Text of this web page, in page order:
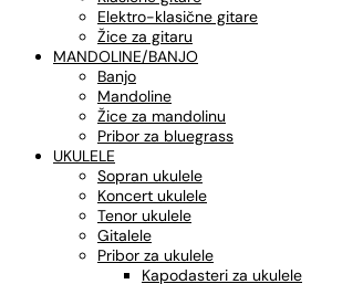
Elektro-klasične gitare
Žice za gitaru
MANDOLINE/BANJO
Banjo
Mandoline
Žice za mandolinu
Pribor za bluegrass
UKULELE
Sopran ukulele
Koncert ukulele
Tenor ukulele
Gitalele
Pribor za ukulele
Kapodasteri za ukulele